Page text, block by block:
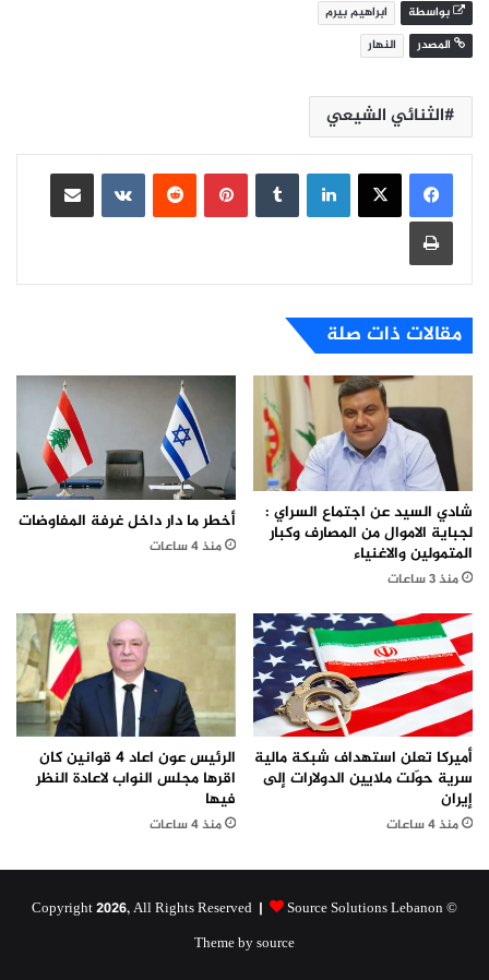
بواسطة
ابراهيم بيرم
المصدر
النهار
الثنائي الشيعي
لينكدإن بينتيريست
مشاركة عبر البريد
طباعة
مقالات ذات صلة
شادي السيد عن اجتماع السراي :
لجباية الاموال من المصارف وكبار
المتمولين والاغنياء
منذ 3 ساعات
أخطر ما دار داخل غرفة المفاوضات
منذ 4 ساعات
أميركا تعلن استهداف شبكة مالية
سرية حوّلت ملايين الدولارات إلى
إيران
منذ 4 ساعات
الرئيس عون اعاد 4 قوانين كان
اقرها مجلس النواب لاعادة النظر
فيها
منذ 4 ساعات
© Copyright 2026, All Rights Reserved |
Source Solutions Lebanon
Theme by source